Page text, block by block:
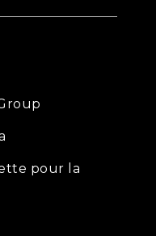
pour la